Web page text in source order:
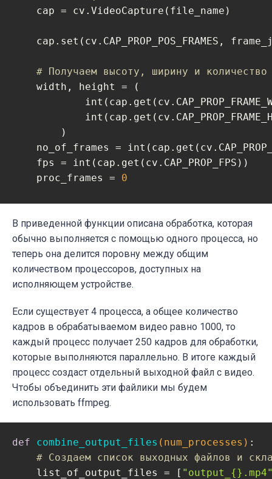
    cap = cv.VideoCapture(file_name)
cap.set(cv.CAP_PROP_POS_FRAMES,
# Получаем высоту, ширину и
    width, height = (
        )
no_of_frames =
    fps = int(cap.get(cv.CAP_PROP_FPS))
    proc_frames =
0
    fourcc = cv.VideoWriter_fourcc(
'm',
    out = cv.VideoWriter()
    output_file_name =
"output_multi.mp4"
    out.open(
"output_{}.mp4"
try:
            ret, frame = cap.read()
if not ret:
break
            im = frame
# Выполняем распознавание лиц
_, bboxes =
# Цикл по списку (если он
i in
                cv.rectangle(im, (i[
0], i[
В приведенной функции описана обработка, которая
обычно выполняется с помощью одного процесса, но
теперь она делится поровну между общим
количеством процессоров, доступных на
исполняющем устройстве.
Если существует 4 процесса, а общее количество
кадров в обрабатываемом видео равно 1000, то
каждый процесс получает 250 кадров для обработки,
которые выполняются параллельно. В итоге каждый
процесс создаст отдельный выходной файл с видео.
Чтобы объединить эти файлики мы будем
использовать ffmpeg.
def combine_output_files (num_processes) :
# Создаем список выходных файлов и
    list_of_output_files = [